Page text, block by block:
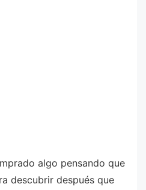
algo pensando que
descubrir después que